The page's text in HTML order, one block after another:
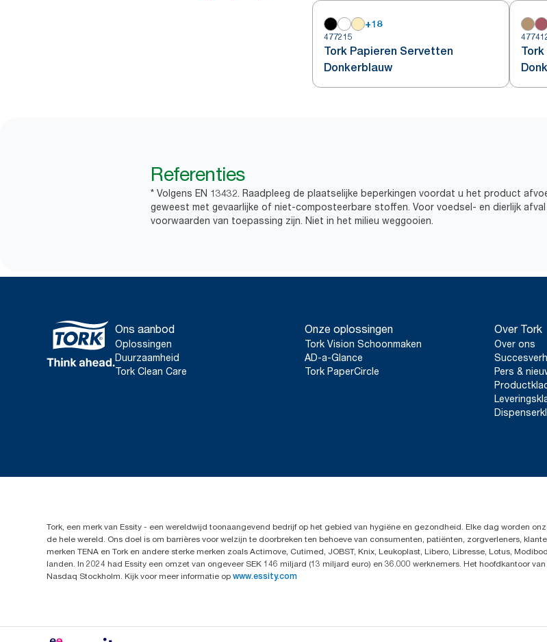
+18
477215
Tork Papieren Servetten
Donkerblauw
Referenties
* Volgens EN 13432. Raadpleeg de plaatselijke beperkingen voordat u het product
geweest met gevaarlijke of niet-composteerbare stoffen. Voor voedsel- en dierlijk
voorwaarden van toepassing zijn. Niet in het milieu weggooien.
Ons aanbod
Oplossingen
Duurzaamheid
Tork Clean Care
Onze oplossingen
Tork Vision Schoonmaken
AD-a-Glance
Tork PaperCircle
Over Tork
Over ons
Pers &
Tork, een merk van Essity - een wereldwijd toonaangevend bedrijf op het gebied van hygiëne en gezondheid. Elke dag worden
de hele wereld. Ons doel is om barrières voor welzijn te doorbreken ten behoeve van consumenten, patiënten, zorgverleners,
merken TENA en Tork en andere sterke merken zoals Actimove, Cutimed, JOBST, Knix, Leukoplast, Libero, Libresse, Lotus,
landen. In 2024 had Essity een omzet van ongeveer SEK 146 miljard (13 miljard euro) en 36.000 werknemers. Het hoofdkantoor
Nasdaq Stockholm. Kijk voor meer informatie op www.essity.com